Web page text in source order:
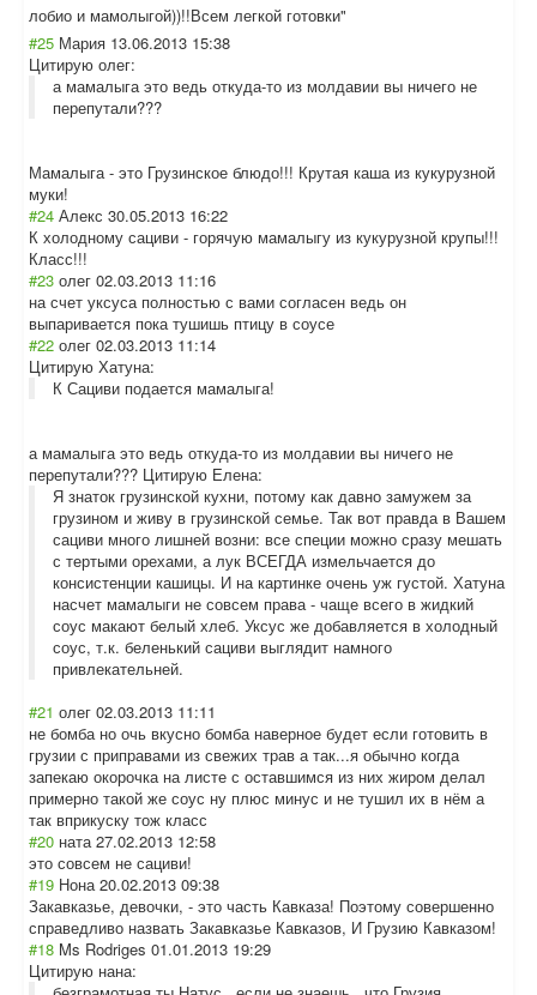
лобио и мамолыгой))!!Всем легкой готовки"
#25 Мария 13.06.2013 15:38
Цитирую олег:
а мамалыга это ведь откуда-то из молдавии вы ничего не
перепутали???
Мамалыга - это Грузинское блюдо!!! Крутая каша из кукурузной
муки!
#24 Алекс 30.05.2013 16:22
К холодному сациви - горячую мамалыгу из кукурузной крупы!!!
Класс!!!
#23 олег 02.03.2013 11:16
на счет уксуса полностью с вами согласен ведь он
выпаривается пока тушишь птицу в соусе
#22 олег 02.03.2013 11:14
Цитирую Хатуна:
К Сациви подается мамалыга!
а мамалыга это ведь откуда-то из молдавии вы ничего не
перепутали??? Цитирую Елена:
Я знаток грузинской кухни, потому как давно замужем за
грузином и живу в грузинской семье. Так вот правда в Вашем
сациви много лишней возни: все специи можно сразу мешать
с тертыми орехами, а лук ВСЕГДА измельчается до
консистенции кашицы. И на картинке очень уж густой. Хатуна
насчет мамалыги не совсем права - чаще всего в жидкий
соус макают белый хлеб. Уксус же добавляется в холодный
соус, т.к. беленький сациви выглядит намного
привлекательней.
#21 олег 02.03.2013 11:11
не бомба но очь вкусно бомба наверное будет если готовить в
грузии с приправами из свежих трав а так...я обычно когда
запекаю окорочка на листе с оставшимся из них жиром делал
примерно такой же соус ну плюс минус и не тушил их в нём а
так вприкуску тож класс
#20 ната 27.02.2013 12:58
это совсем не сациви!
#19 Нона 20.02.2013 09:38
Закавказье, девочки, - это часть Кавказа! Поэтому совершенно
справедливо назвать Закавказье Кавказов, И Грузию Кавказом!
#18 Ms Rodriges 01.01.2013 19:29
Цитирую нана: